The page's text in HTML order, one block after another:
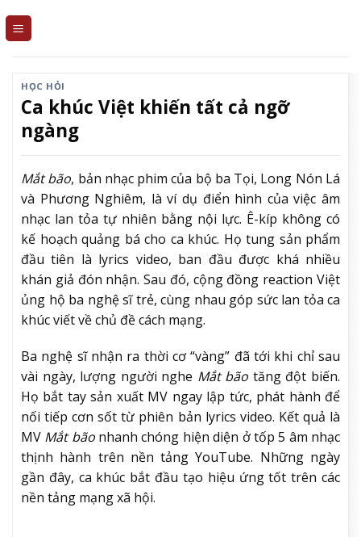
HỌC HỎI
Ca khúc Việt khiến tất cả ngỡ
ngàng
Mắt bão, bản nhạc phim của bộ ba Tọi, Long Nón Lá
và Phương Nghiêm, là ví dụ điển hình của việc âm
nhạc lan tỏa tự nhiên bằng nội lực. Ê-kíp không có
kế hoạch quảng bá cho ca khúc. Họ tung sản phẩm
đầu tiên là lyrics video, ban đầu được khá nhiều
khán giả đón nhận. Sau đó, cộng đồng reaction Việt
ủng hộ ba nghệ sĩ trẻ, cùng nhau góp sức lan tỏa ca
khúc viết về chủ đề cách mạng.
Ba nghệ sĩ nhận ra thời cơ “vàng” đã tới khi chỉ sau
vài ngày, lượng người nghe Mắt bão tăng đột biến.
Họ bắt tay sản xuất MV ngay lập tức, phát hành để
nối tiếp cơn sốt từ phiên bản lyrics video. Kết quả là
MV Mắt bão nhanh chóng hiện diện ở tốp 5 âm nhạc
thịnh hành trên nền tảng YouTube. Những ngày
gần đây, ca khúc bắt đầu tạo hiệu ứng tốt trên các
nền tảng mạng xã hội.